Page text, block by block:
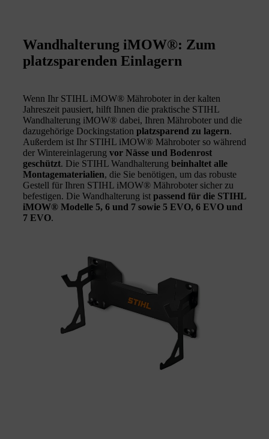
Wandhalterung iMOW®: Zum
platzsparenden Einlagern
Wenn Ihr STIHL iMOW® Mähroboter in der kalten
Jahreszeit pausiert, hilft Ihnen die praktische STIHL
Wandhalterung iMOW® dabei, Ihren Mähroboter und die
dazugehörige Dockingstation platzsparend zu lagern.
Außerdem ist Ihr STIHL iMOW® Mähroboter so während
der Wintereinlagerung vor Nässe und Bodenrost
geschützt. Die STIHL Wandhalterung beinhaltet alle
Montagematerialien, die Sie benötigen, um das robuste
Gestell für Ihren STIHL iMOW® Mähroboter sicher zu
befestigen. Die Wandhalterung ist passend für die STIHL
iMOW® Modelle 5, 6 und 7 sowie 5 EVO, 6 EVO und
7 EVO.